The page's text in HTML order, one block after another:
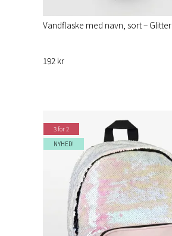
Vandflaske med navn, sort – Glitter
192 kr
3 for 2
NYHED!